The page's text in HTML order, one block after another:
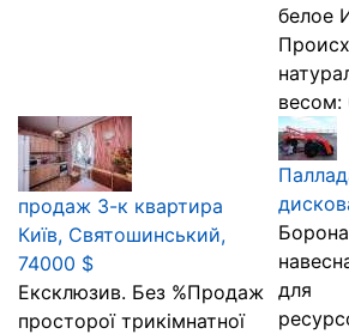
белое
весом:
продаж 3-к квартира
Київ, Святошинський,
74000 $
Ексклюзив. Без %Продаж
просторої трикімнатної
для